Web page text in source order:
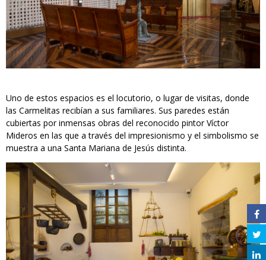
Uno de estos espacios es el locutorio, o lugar de visitas, donde
las Carmelitas recibían a sus familiares. Sus paredes están
cubiertas por inmensas obras del reconocido pintor Víctor
Mideros en las que a través del impresionismo y el simbolismo se
muestra a una Santa Mariana de Jesús distinta.